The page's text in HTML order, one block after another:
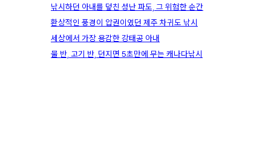
낚시하던 아내를 덮친 성난 파도, 그 위험한 순간
환상적인 풍경이 압권이였던 제주 차귀도 낚시
세상에서 가장 용감한 강태공 아내
물 반, 고기 반, 던지면 5초만에 무는 캐나다낚시